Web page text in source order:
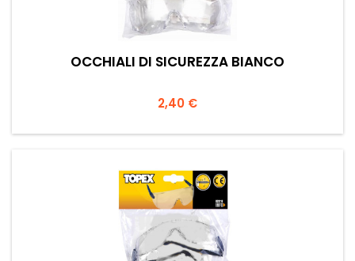
OCCHIALI DI SICUREZZA BIANCO
Prezzo
2,40 €